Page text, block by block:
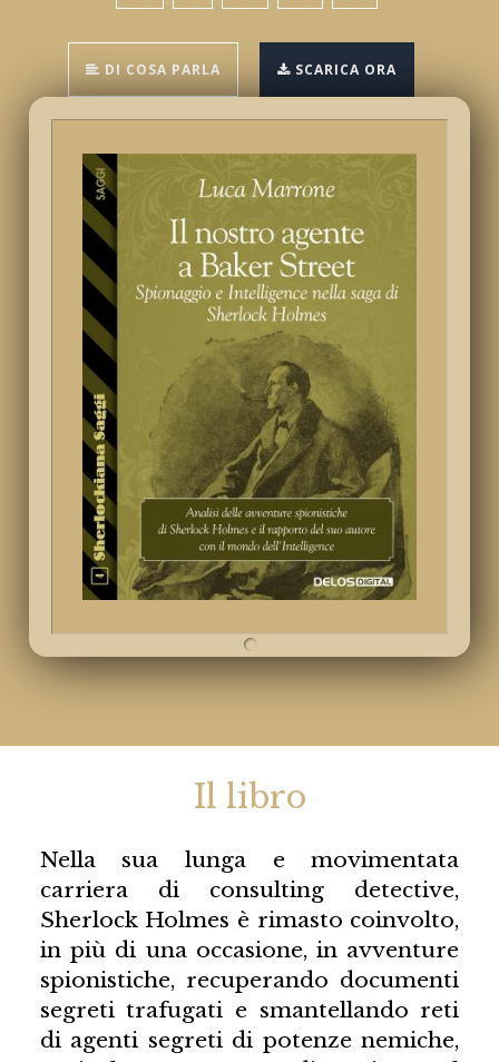
DI COSA PARLA SCARICA ORA
Il libro
Nella sua lunga e movimentata
carriera di consulting detective,
Sherlock Holmes è rimasto coinvolto,
in più di una occasione, in avventure
spionistiche, recuperando documenti
segreti trafugati e smantellando reti
di agenti segreti di potenze nemiche,